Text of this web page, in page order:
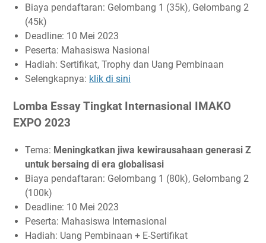
Biaya pendaftaran: Gelombang 1 (35k), Gelombang 2
(45k)
Deadline: 10 Mei 2023
Peserta: Mahasiswa Nasional
Hadiah: Sertifikat, Trophy dan Uang Pembinaan
Selengkapnya: klik di sini
Lomba Essay Tingkat Internasional IMAKO
EXPO 2023
Tema: Meningkatkan jiwa kewirausahaan generasi Z
untuk bersaing di era globalisasi
Biaya pendaftaran: Gelombang 1 (80k), Gelombang 2
(100k)
Deadline: 10 Mei 2023
Peserta: Mahasiswa Internasional
Hadiah: Uang Pembinaan + E-Sertifikat